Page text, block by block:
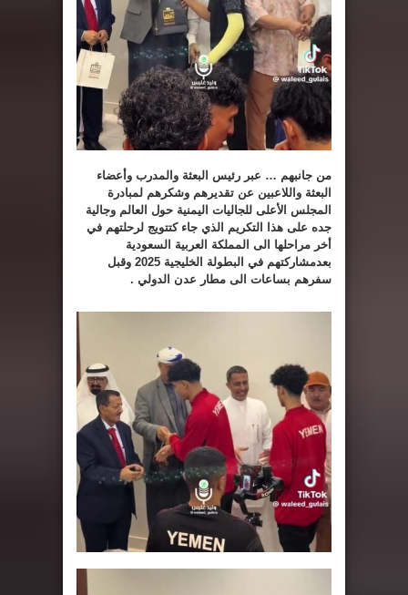
من جانبهم … عبر رئيس البعثة والمدرب وأعضاء
البعثة واللاعبين عن تقديرهم وشكرهم لمبادرة
المجلس الأعلى للجاليات اليمنية حول العالم وجالية
جده على هذا التكريم الذي جاء كتتويج لرحلتهم في
أخر مراحلها الى المملكة العربية السعودية
بعدمشاركتهم في البطولة الخليجية 2025 وقبل
سفرهم بساعات الى مطار عدن الدولي .